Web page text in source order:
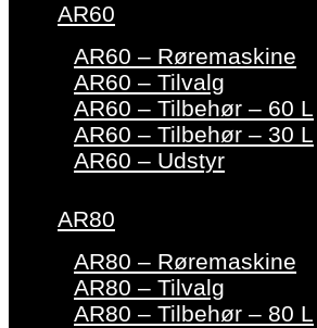
AR60
AR60 – Røremaskine
AR60 – Tilvalg
AR60 – Tilbehør – 60 L
AR60 – Tilbehør – 30 L
AR60 – Udstyr
AR80
AR80 – Røremaskine
AR80 – Tilvalg
AR80 – Tilbehør – 80 L